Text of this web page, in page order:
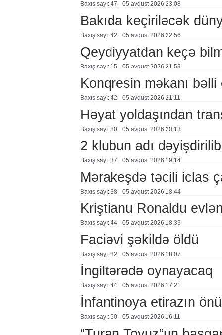
Baxış sayı: 47 05 avqust 2026 23:08
Bakıda keçiriləcək
Baxış sayı: 42 05 avqust 2026 22:56
Qeydiyyatdan keçə
Baxış sayı: 15 05 avqust 2026 21:53
Konqresin məkanı bəlli
Baxış sayı: 42 05 avqust 2026 21:11
Həyat yoldaşından
Baxış sayı: 80 05 avqust 2026 20:13
2 klubun adı dəyişdirilib
Baxış sayı: 37 05 avqust 2026 19:14
Mərakeşdə təcili iclas
Baxış sayı: 38 05 avqust 2026 18:44
Kriştianu Ronaldu
Baxış sayı: 44 05 avqust 2026 18:33
Faciəvi şəkildə öldü
Baxış sayı: 32 05 avqust 2026 18:07
İngiltərədə oynayacaq
Baxış sayı: 44 05 avqust 2026 17:21
İnfantinoya etirazın
Baxış sayı: 50 05 avqust 2026 16:11